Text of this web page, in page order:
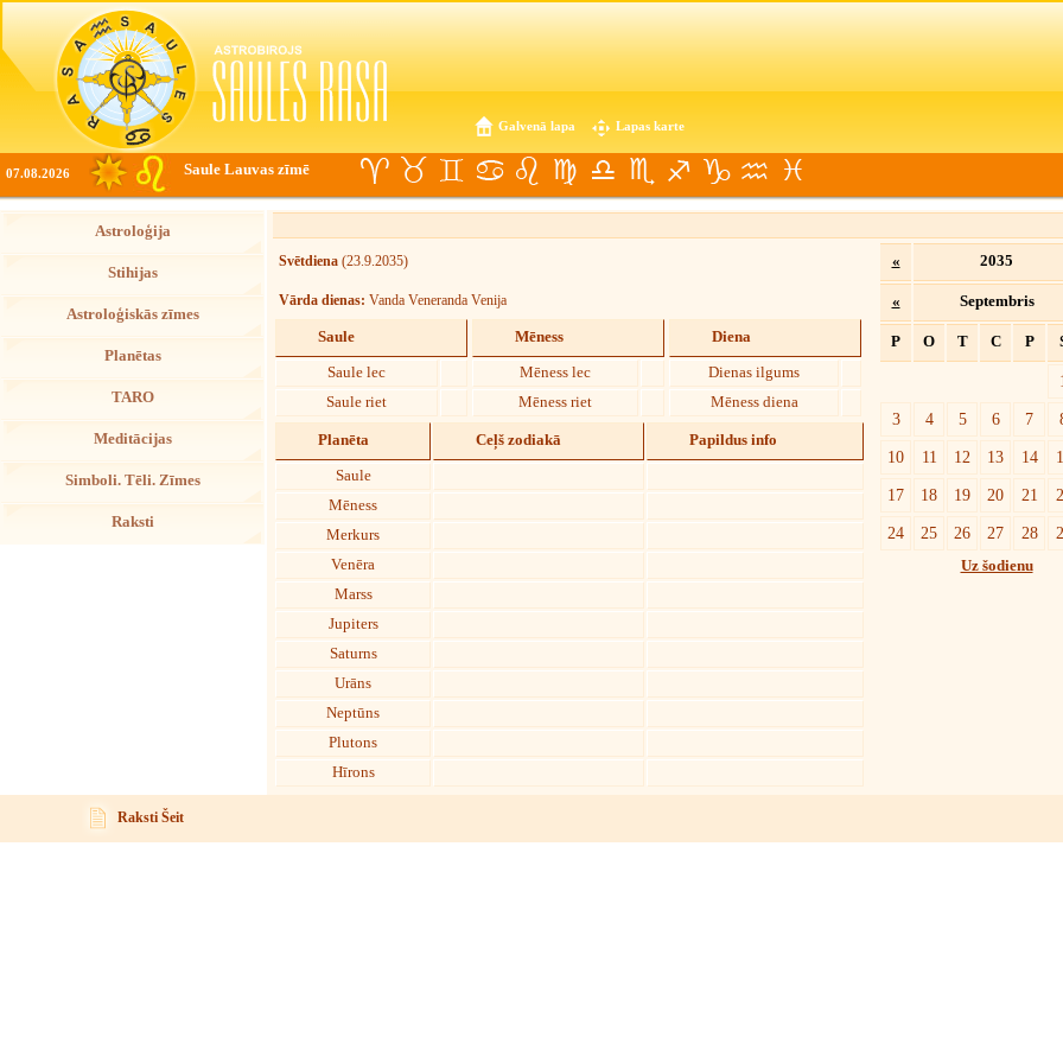
Galvenā lapa Lapas karte
07.08.2026 Saule Lauvas zīmē
Astroloģija
Stihijas
Astroloģiskās zīmes
Planētas
TARO
Meditācijas
Simboli. Tēli. Zīmes
Raksti
Svētdiena (23.9.2035)
Vārda dienas: Vanda Veneranda Venija
Saule
Saule lec
Saule riet
Mēness
Mēness lec
Mēness riet
Diena
Dienas ilgums
Mēness diena
Planēta Ceļš zodiakā Papildus info
Saule
Mēness
Merkurs
Venēra
Marss
Jupiters
Saturns
Urāns
Neptūns
Plutons
Hīrons
« 2035
« Septembris
P O T C P
3
4 5 6 7
10
11 12 13 14
17
18 19 20 21
24
25 26 27 28
Uz šodienu
Raksti Šeit